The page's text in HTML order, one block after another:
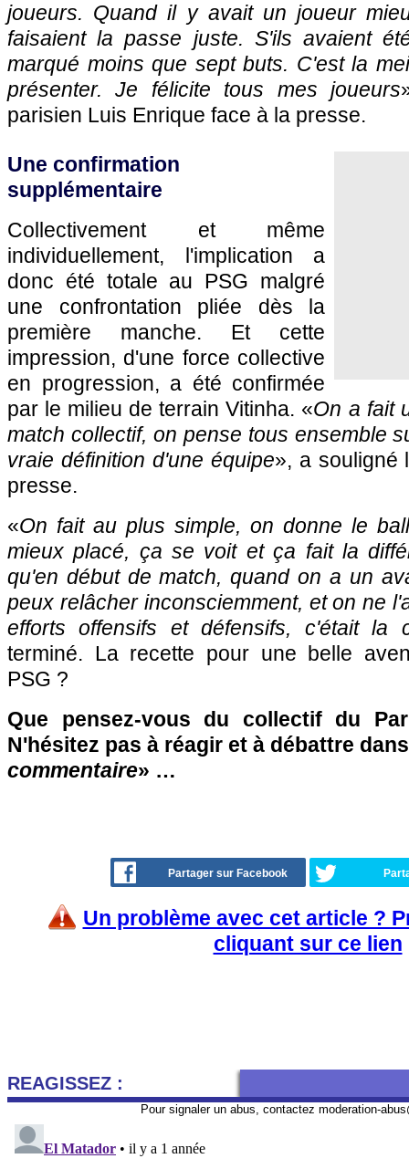
joueurs. Quand il y avait un joueur
faisaient la passe juste. S'ils avaient
marqué moins que sept buts. C'est la
présenter. Je félicite tous mes joueurs
parisien Luis Enrique face à la presse.
Une confirmation
supplémentaire
Collectivement et même
individuellement, l'implication a
donc été totale au PSG malgré
une confrontation pliée dès la
première manche. Et cette
impression, d'une force collective
en progression, a été confirmée
par le milieu de terrain Vitinha. «On a fait
match collectif, on pense tous ensemble
vraie définition d'une équipe», a souligné
presse.
«On fait au plus simple, on donne le
mieux placé, ça se voit et ça fait la
qu'en début de match, quand on a un
peux relâcher inconsciemment, et on ne
efforts offensifs et défensifs, c'était la
terminé. La recette pour une belle
PSG ?
Que pensez-vous du collectif du
N'hésitez pas à réagir et à débattre
commentaire» …
Partager sur Facebook
Un problème avec cet article ?
cliquant sur ce lien
REAGISSEZ :
Pour signaler un abus, contactez moderation-